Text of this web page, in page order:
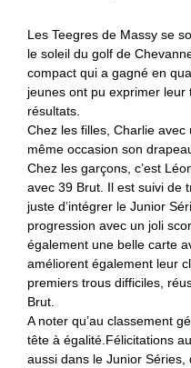
Les Teegres de Massy se
le soleil du golf de
compact qui a gagné en
jeunes ont pu exprimer
résultats.
Chez les filles, Charlie
même occasion son
Chez les garçons, c’est
avec 39 Brut. Il est suivi de
juste d’intégrer le Junior
progression avec un joli
également une belle carte
améliorent également leur
premiers trous difficiles,
Brut.
A noter qu’au classement
tête à égalité.Félicitations
aussi dans le Junior